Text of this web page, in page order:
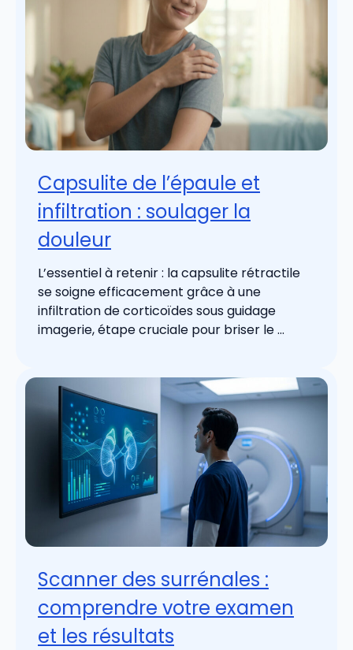
Capsulite de l’épaule et
infiltration : soulager la
douleur
L’essentiel à retenir : la capsulite rétractile
se soigne efficacement grâce à une
infiltration de corticoïdes sous guidage
imagerie, étape cruciale pour briser le ...
Scanner des surrénales :
comprendre votre examen
et les résultats